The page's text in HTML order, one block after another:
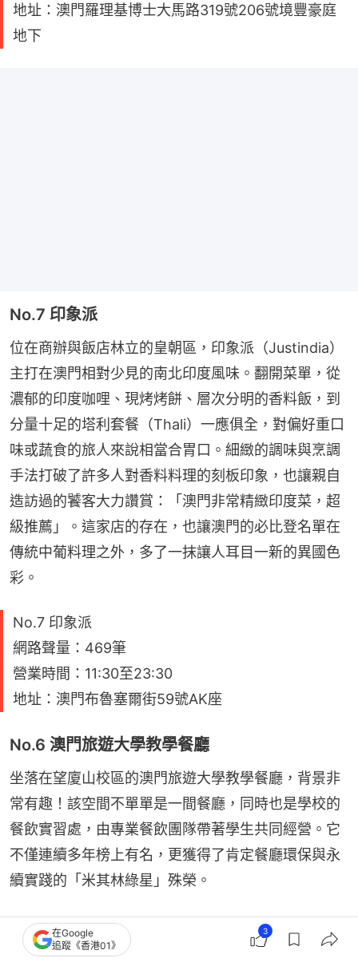
地址：澳門羅理基博士大馬路319號206號境豐豪庭
地下
No.7 印象派
位在商辦與飯店林立的皇朝區，印象派（Justindia）
主打在澳門相對少見的南北印度風味。翻開菜單，從
濃郁的印度咖哩、現烤烤餅、層次分明的香料飯，到
分量十足的塔利套餐（Thali）一應俱全，對偏好重口
味或蔬食的旅人來說相當合胃口。細緻的調味與烹調
手法打破了許多人對香料料理的刻板印象，也讓親自
造訪過的饕客大力讚賞：「澳門非常精緻印度菜，超
級推薦」。這家店的存在，也讓澳門的必比登名單在
傳統中葡料理之外，多了一抹讓人耳目一新的異國色
彩。
No.7 印象派
網路聲量：469筆
營業時間：11:30至23:30
地址：澳門布魯塞爾街59號AK座
No.6 澳門旅遊大學教學餐廳
坐落在望廈山校區的澳門旅遊大學教學餐廳，背景非
常有趣！該空間不單單是一間餐廳，同時也是學校的
餐飲實習處，由專業餐飲團隊帶著學生共同經營。它
不僅連續多年榜上有名，更獲得了肯定餐廳環保與永
續實踐的「米其林綠星」殊榮。
餐點主打傳統的澳門土生葡菜與西式料理，雖然現場
的料理與服務多由實習學生負責，但從餐點水準到一
在Google
追蹤《香港01》
3